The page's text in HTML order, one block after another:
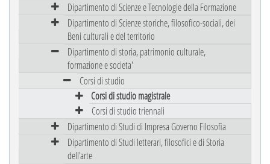
Dipartimento di Scienze e Tecnologie della Formazione
Dipartimento di Scienze storiche, filosofico-sociali, dei
Beni culturali e del territorio
Dipartimento di storia, patrimonio culturale,
formazione e societa'
Corsi di studio
Corsi di studio magistrale
Corsi di studio triennali
Dipartimento di Studi di Impresa Governo Filosofia
Dipartimento di Studi letterari, filosofici e di Storia
dell'arte